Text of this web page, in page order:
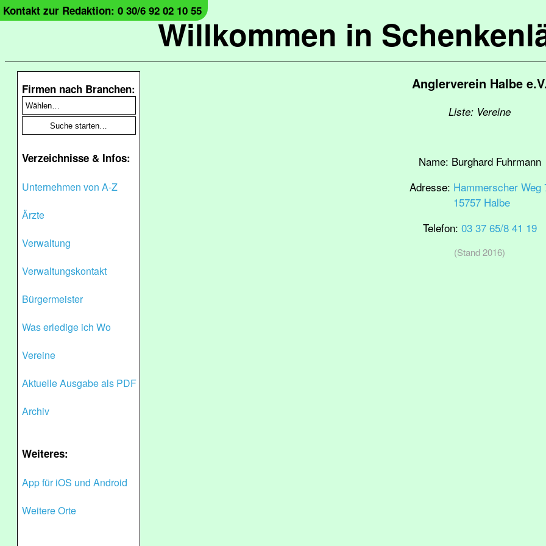
Willkommen in
Kontakt zur Redaktion: 0 30/6 92 02 10 55
Firmen nach Branchen:
Verzeichnisse & Infos:
Unternehmen von A-Z
Ärzte
Verwaltung
Verwaltungskontakt
Bürgermeister
Was erledige ich Wo
Vereine
Aktuelle Ausgabe als PDF
Archiv
Weiteres:
App für iOS und Android
Weitere Orte
Anglerverein Halbe
Liste: Vereine
Name: Burghard Fuhrmann
Adresse: Hammerscher Weg
15757 Halbe
Telefon: 03 37 65/8 41 19
(Stand 2016)